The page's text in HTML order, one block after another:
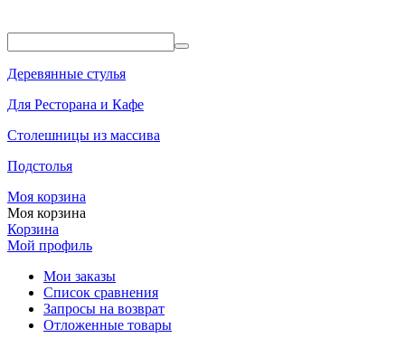
Деревянные стулья
Для Ресторана и Кафе
Столешницы из массива
Подстолья
Моя корзина
Моя корзина
Корзина
Мой профиль
Мои заказы
Список сравнения
Запросы на возврат
Отложенные товары